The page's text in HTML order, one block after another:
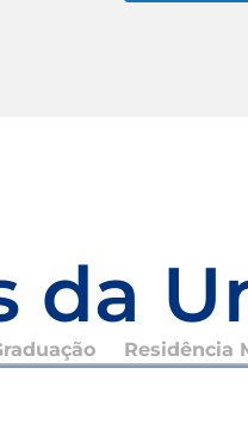
da
Residência